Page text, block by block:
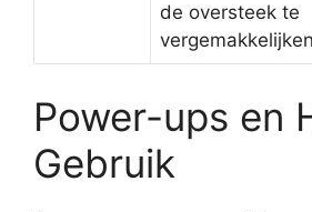
de oversteek te
vergemakkelijken
Power-ups en
Gebruik